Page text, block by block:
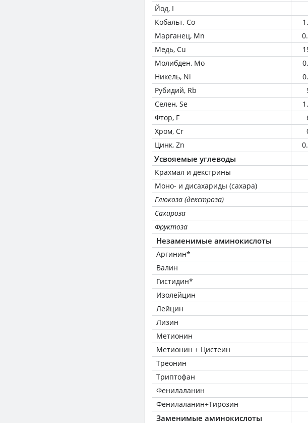
Йод, I
Кобальт, Co
Марганец, Mn
Медь, Cu
Молибден, Mo
Никель, Ni
Рубидий, Rb
Селен, Se
Фтор, F
Хром, Cr
Цинк, Zn
Усвояемые углеводы
Крахмал и декстрины
Моно- и дисахариды (сахара)
Глюкоза (декстроза)
Сахароза
Фруктоза
Незаменимые аминокислоты
Аргинин*
Валин
Гистидин*
Изолейцин
Лейцин
Лизин
Метионин
Метионин + Цистеин
Треонин
Триптофан
Фенилаланин
Фенилаланин+Тирозин
Заменимые аминокислоты